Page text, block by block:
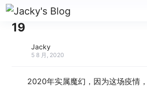
19
Jacky
5 8 月, 2020
2020年实属魔幻，因为这场疫情